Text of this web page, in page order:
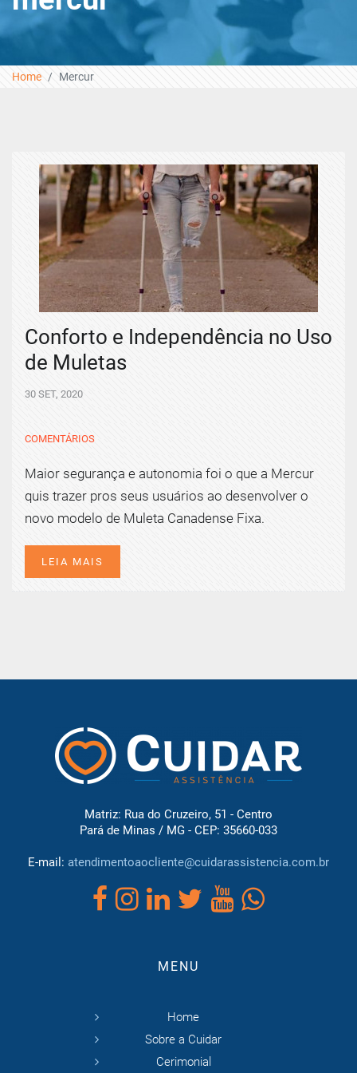
Home Mercur
Conforto e Independência no Uso
de Muletas
30 SET, 2020
COMENTÁRIOS
Maior segurança e autonomia foi o que a Mercur
quis trazer pros seus usuários ao desenvolver o
novo modelo de Muleta Canadense Fixa.
LEIA MAIS
Matriz: Rua do Cruzeiro, 51 - Centro
Pará de Minas / MG - CEP: 35660-033
E-mail: atendimentoaocliente@cuidarassistencia.com.br
MENU
Home
Sobre a Cuidar
Cerimonial